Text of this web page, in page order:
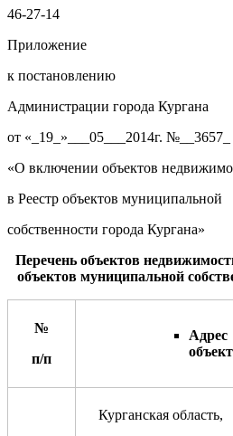
46-27-14
Приложение
к постановлению
Администрации города Кургана
от «_19_»___05___2014г. №__3657_
«О включении объектов
в Реестр объектов муниципальной
собственности города Кургана»
Перечень объектов
объектов муниципальной
№
п/п
Адрес
Курганская область,